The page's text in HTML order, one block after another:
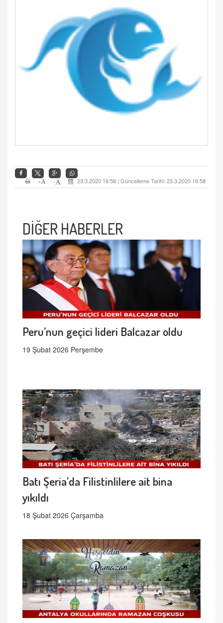
23.3.2020 16:58 | Güncelleme Tarihi: 23.3.2020 16:58
-
+
DİĞER HABERLER
Peru’nun geçici lideri Balcazar oldu
19 Şubat 2026 Perşembe
Batı Şeria’da Filistinlilere ait bina
yıkıldı
18 Şubat 2026 Çarşamba